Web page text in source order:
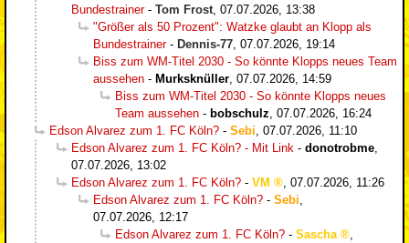
Bundestrainer- Tom Frost 07.07.2026, 13:38
"Größer als 50 Prozent": Watzke glaubt an Klopp als
Bundestrainer- Dennis-77 07.07.2026, 19:14
Biss zum WM-Titel 2030 - So könnte Klopps neues Team
aussehen - Murksknüller 07.07.2026, 14:59
Biss zum WM-Titel 2030 - So könnte Klopps neues
Team aussehen - bobschulz 07.07.2026, 16:24
Edson Alvarez zum 1. FC Köln? - Sebi 07.07.2026, 11:10
Edson Alvarez zum 1. FC Köln? - Mit Link - donotrobme
07.07.2026, 13:02
Edson Alvarez zum 1. FC Köln? - VM
07.07.2026, 11:26
Edson Alvarez zum 1. FC Köln? - Sebi
07.07.2026, 12:17
Edson Alvarez zum 1. FC Köln? - Sascha